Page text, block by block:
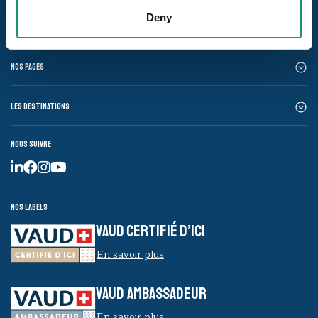
Deny
Nos pages
Les destinations
Nous suivre
Nos labels
VAUD CERTIFIÉ D’ICI
En savoir plus
VAUD AMBASSADEUR